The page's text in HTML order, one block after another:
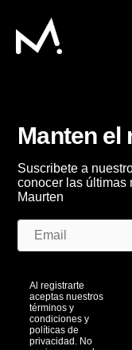
Manten el
Suscribete a
conocer las últimas
Maurten
Al registrarte
aceptas nuestros
términos y
condiciones y
políticas de
privacidad. No